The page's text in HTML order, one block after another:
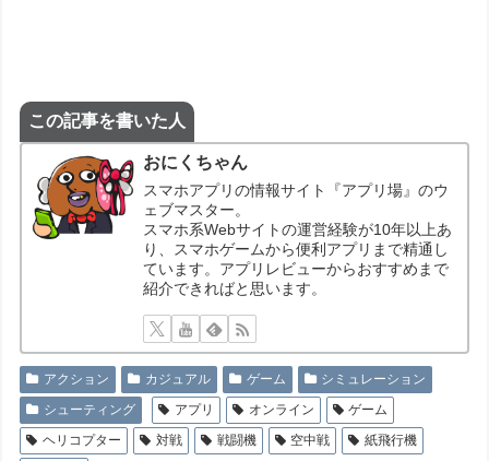
この記事を書いた人
おにくちゃん
スマホアプリの情報サイト『アプリ場』のウ
ェブマスター。
スマホ系Webサイトの運営経験が10年以上あ
り、スマホゲームから便利アプリまで精通し
ています。アプリレビューからおすすめまで
紹介できればと思います。
アクション カジュアル ゲーム
シミュレーション
シューティング
アプリ オンライン
ゲーム
ヘリコプター
対戦 戦闘機 空中戦
紙飛行機